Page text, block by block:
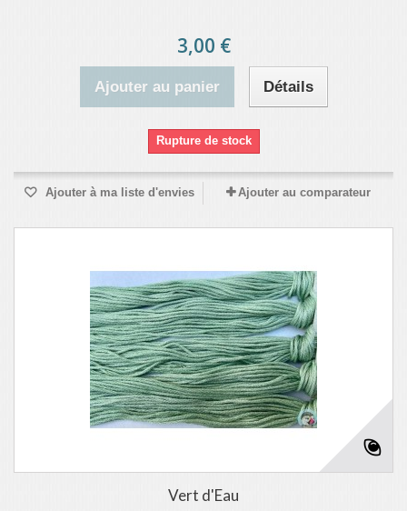
3,00 €
Ajouter au panier Détails
Rupture de stock
Ajouter à ma liste d'envies Ajouter au comparateur
Vert d'Eau